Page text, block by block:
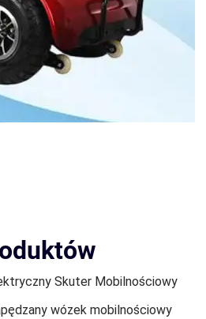
Skuter Mobilnościowy
wózek mobilnościowy